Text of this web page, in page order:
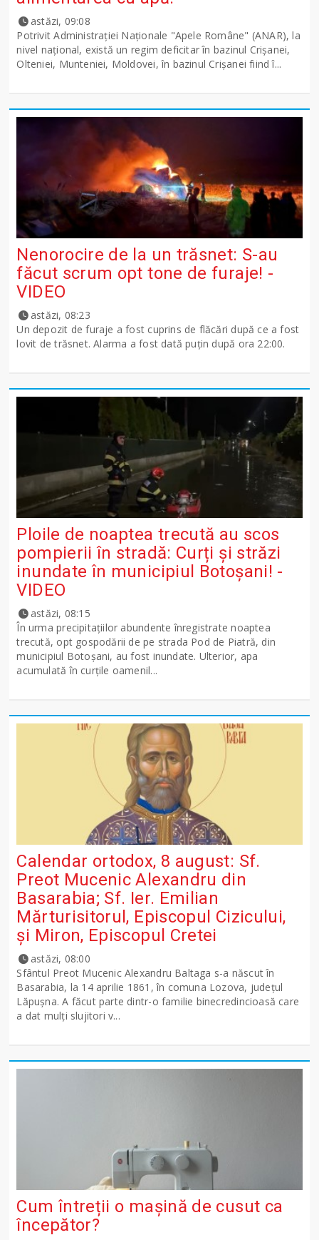
astăzi, 09:08
Potrivit Administraţiei Naţionale "Apele Române" (ANAR), la
nivel naţional, există un regim deficitar în bazinul Crişanei,
Olteniei, Munteniei, Moldovei, în bazinul Crişanei fiind î...
Nenorocire de la un trăsnet: S-au
făcut scrum opt tone de furaje! -
VIDEO
astăzi, 08:23
Un depozit de furaje a fost cuprins de flăcări după ce a fost
lovit de trăsnet. Alarma a fost dată puțin după ora 22:00.
Ploile de noaptea trecută au scos
pompierii în stradă: Curți și străzi
inundate în municipiul Botoșani! -
VIDEO
astăzi, 08:15
În urma precipitațiilor abundente înregistrate noaptea
trecută, opt gospodării de pe strada Pod de Piatră, din
municipiul Botoșani, au fost inundate. Ulterior, apa
acumulată în curțile oamenil...
Calendar ortodox, 8 august: Sf.
Preot Mucenic Alexandru din
Basarabia; Sf. Ier. Emilian
Mărturisitorul, Episcopul Cizicului,
şi Miron, Episcopul Cretei
astăzi, 08:00
Sfântul Preot Mucenic Alexandru Baltaga s-a născut în
Basarabia, la 14 aprilie 1861, în comuna Lozova, județul
Lăpușna. A făcut parte dintr-o familie binecredincioasă care
a dat mulți slujitori v...
Cum întreții o mașină de cusut ca
începător?